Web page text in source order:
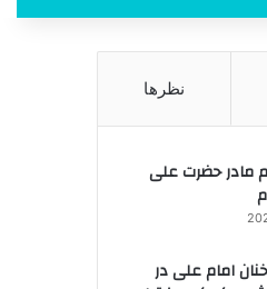
نظرها
مادر حضرت علی
امام علی در